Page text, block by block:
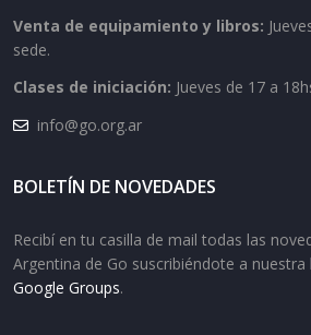
Venta de equipamiento y libros:
sede.
Clases de iniciación: Jueves de 17 a
info@go.org.ar
BOLETÍN DE NOVEDADES
Recibí en tu casilla de mail todas las
Argentina de Go suscribiéndote a nuestra
Google Groups.